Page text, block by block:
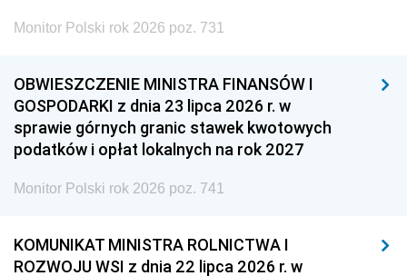
Monitor Polski rok 2026 poz. 731
OBWIESZCZENIE MINISTRA FINANSÓW I
GOSPODARKI z dnia 23 lipca 2026 r. w
sprawie górnych granic stawek kwotowych
podatków i opłat lokalnych na rok 2027
Monitor Polski rok 2026 poz. 741
KOMUNIKAT MINISTRA ROLNICTWA I
ROZWOJU WSI z dnia 22 lipca 2026 r. w